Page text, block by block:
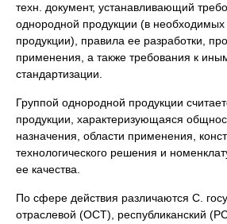
техн. документ, устанавливающий
однородной продукции (в необходимых
продукции), правила ее разработки,
применения, а также требования к
стандартизации.
Группой однородной продукции
продукции, характеризующаяся
назначения, области применения,
технологического решения и
ее качества.
По сфере действия различаются С.
отраслевой (ОСТ), республиканский